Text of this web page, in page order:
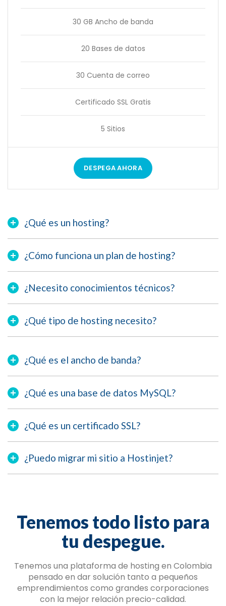
30 GB Ancho de banda
20 Bases de datos
30 Cuenta de correo
Certificado SSL Gratis
5 Sitios
DESPEGA AHORA
¿Qué es un hosting?
¿Cómo funciona un plan de hosting?
¿Necesito conocimientos técnicos?
¿Qué tipo de hosting necesito?
¿Qué es el ancho de banda?
¿Qué es una base de datos MySQL?
¿Qué es un certificado SSL?
¿Puedo migrar mi sitio a Hostinjet?
Tenemos todo listo para
tu despegue.
Tenemos una plataforma de hosting en Colombia
pensado en dar solución tanto a pequeños
emprendimientos como grandes corporaciones
con la mejor relación precio-calidad.